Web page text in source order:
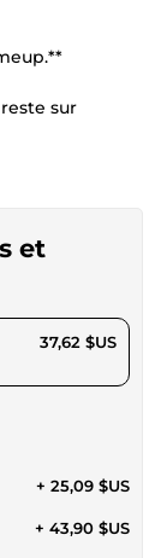
sur
et
37,62 $US
+ 25,09 $US
+ 43,90 $US